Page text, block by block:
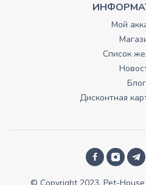
Мой
Список
Блог
Дисконтная